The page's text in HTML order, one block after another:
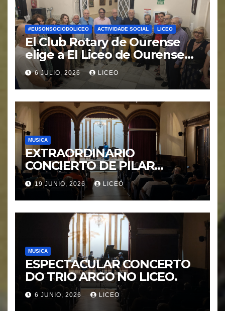
#EUSONSOCIODOLICEO ACTIVIDADE SOCIAL LICEO
El Club Rotary de Ourense
elige a El Liceo de Ourense
para la puesta en marcha del
proyecto “Ciudad Cardio
Protegida”.
6 JULIO, 2026 LICEO
MUSICA
EXTRAORDINARIO
CONCIERTO DE PILAR
MORÁGUEZ e ARABEL
MORÁGUEZ
19 JUNIO, 2026 LICEO
MUSICA
ESPECTACULAR CONCERTO
DO TRIO ARGO NO LICEO.
6 JUNIO, 2026 LICEO